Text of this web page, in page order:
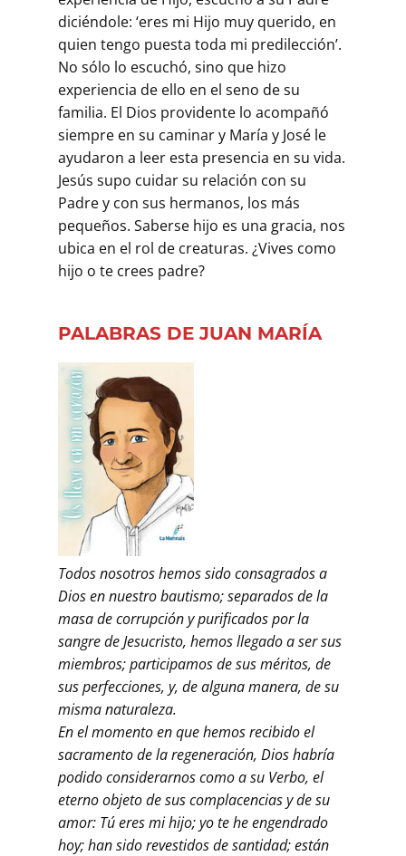
diciéndole: ‘eres mi Hijo muy querido, en
quien tengo puesta toda mi predilección’.
No sólo lo escuchó, sino que hizo
experiencia de ello en el seno de su
familia. El Dios providente lo acompañó
siempre en su caminar y María y José le
ayudaron a leer esta presencia en su vida.
Jesús supo cuidar su relación con su
Padre y con sus hermanos, los más
pequeños. Saberse hijo es una gracia, nos
ubica en el rol de creaturas. ¿Vives como
hijo o te crees padre?
PALABRAS DE JUAN MARÍA
Todos nosotros hemos sido consagrados a
Dios en nuestro bautismo; separados de la
masa de corrupción y purificados por la
sangre de Jesucristo, hemos llegado a ser sus
miembros; participamos de sus méritos, de
sus perfecciones, y, de alguna manera, de su
misma naturaleza.
En el momento en que hemos recibido el
sacramento de la regeneración, Dios habría
podido considerarnos como a su Verbo, el
eterno objeto de sus complacencias y de su
amor: Tú eres mi hijo; yo te he engendrado
hoy; han sido revestidos de santidad; están